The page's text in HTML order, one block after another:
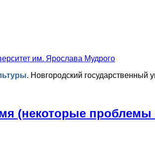
им. Ярослава Мудрого
. Новгородский государственный
(некоторые